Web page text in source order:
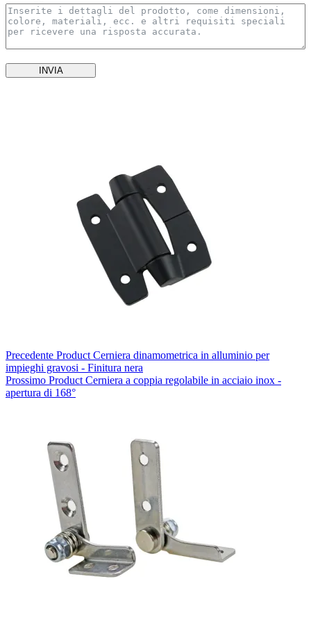
INVIA
Precedente Product Cerniera dinamometrica in alluminio per
impieghi gravosi - Finitura nera
Prossimo Product Cerniera a coppia regolabile in acciaio inox -
apertura di 168°